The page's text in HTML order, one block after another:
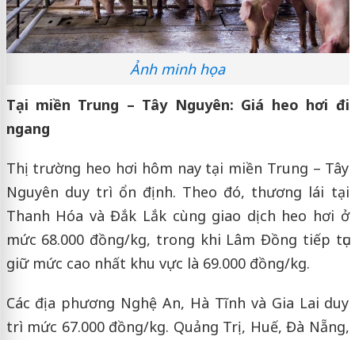
Ảnh minh họa
Tại miền Trung – Tây Nguyên: Giá heo hơi đi
ngang
Thị trường heo hơi hôm nay tại miền Trung – Tây
Nguyên duy trì ổn định. Theo đó, thương lái tại
Thanh Hóa và Đắk Lắk cùng giao dịch heo hơi ở
mức 68.000 đồng/kg, trong khi Lâm Đồng tiếp tục
giữ mức cao nhất khu vực là 69.000 đồng/kg.
Các địa phương Nghệ An, Hà Tĩnh và Gia Lai duy
trì mức 67.000 đồng/kg. Quảng Trị, Huế, Đà Nẵng,